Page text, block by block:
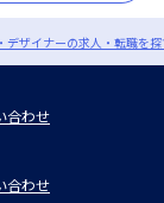
デザイナーの求人・転職を
合わせ
合わせ